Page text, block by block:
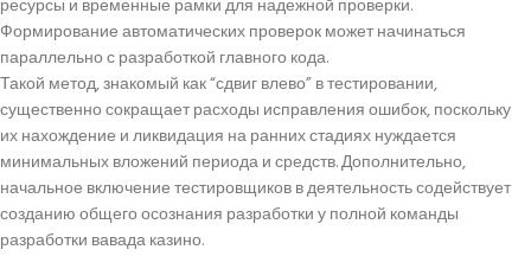
ресурсы и временные рамки для надежной проверки.
Формирование автоматических проверок может начинаться
параллельно с разработкой главного кода.
Такой метод, знакомый как “сдвиг влево” в тестировании,
существенно сокращает расходы исправления ошибок, поскольку
их нахождение и ликвидация на ранних стадиях нуждается
минимальных вложений периода и средств. Дополнительно,
начальное включение тестировщиков в деятельность содействует
созданию общего осознания разработки у полной команды
разработки вавада казино.